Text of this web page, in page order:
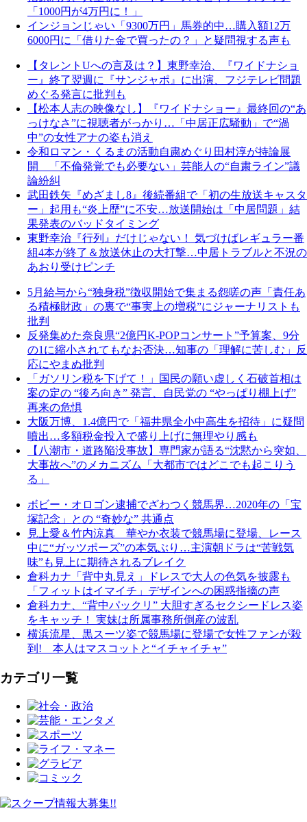
「1000円が4万円に！」
インジョンじゃい「9300万円」馬券的中…購入額12万
6000円に「借りた金で買ったの？」と疑問視する声も
【タレントUへの言及は？】東野幸治、『ワイドナショ
ー』終了翌週に『サンジャポ』に出演、フジテレビ問題
めぐる発言に批判も
【松本人志の映像なし】『ワイドナショー』最終回の“あ
っけなさ”に視聴者がっかり…「中居正広騒動」で“渦
中”の女性アナの姿も消え
令和ロマン・くるまの活動自粛めぐり田村淳が持論展
開 「不倫発覚でも必要ない」芸能人の“自粛ライン”議
論紛糾
武田鉄矢『めざまし8』後続番組で「初の生放送キャスタ
ー」起用も“炎上歴”に不安…放送開始は「中居問題」結
果発表のバッドタイミング
東野幸治『行列』だけじゃない！ 気づけばレギュラー番
組4本が終了＆放送休止の大打撃…中居トラブルと不況の
あおり受けピンチ
5月給与から“独身税”徴収開始で集まる怨嗟の声「責任あ
る積極財政」の裏で“事実上の増税”にジャーナリストも
批判
反発集めた奈良県“2億円K-POPコンサート”予算案、9分
の1に縮小されてもなお否決…知事の「理解に苦しむ」反
応にやまぬ批判
「ガソリン税を下げて！」国民の願い虚しく石破首相は
案の定の “後ろ向き” 発言、自民党の “やっぱり棚上げ”
再来の危惧
大阪万博、1.4億円で「福井県全小中高生を招待」に疑問
噴出…多額税金投入で盛り上げに無理やり感も
【八潮市・道路陥没事故】専門家が語る“沈黙から突如、
大事故へ”のメカニズム「大都市ではどこでも起こりう
る」
ボビー・オロゴン逮捕でざわつく競馬界…2020年の「宝
塚記念」との “奇妙な” 共通点
見上愛＆竹内涼真 華やか衣装で競馬場に登場、レース
中に“ガッツポーズ”の本気ぶり…主演朝ドラは“苦戦気
味”も見上に期待されるブレイク
倉科カナ「背中丸見え」ドレスで大人の色気を披露も
「フィットはイマイチ」デザインへの困惑指摘の声
倉科カナ、“背中パックリ” 大胆すぎるセクシードレス姿
をキャッチ！ 実妹は所属事務所倒産の波乱
横浜流星、黒スーツ姿で競馬場に登場で女性ファンが殺
到! 本人はマスコットと“イチャイチャ”
カテゴリ一覧